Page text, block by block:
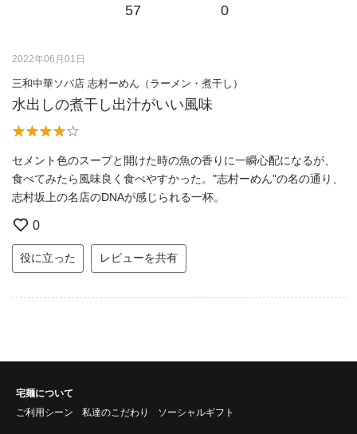
57 0
2022年06月01日
三和中華ソバ店 志村ーめん（ラーメン・煮干し）
水出しの煮干し出汁がいい風味
セメント色のスープと開けた時の魚の香りに一瞬心配になるが、
食べてみたら風味良く食べやすかった。"志村ーめん"の名の通り、
志村坂上の名店のDNAが感じられる一杯。
0
役に立った レビューを共有
宅麺について
ご利用シーン
私達のこだわり ソーシャルギフト